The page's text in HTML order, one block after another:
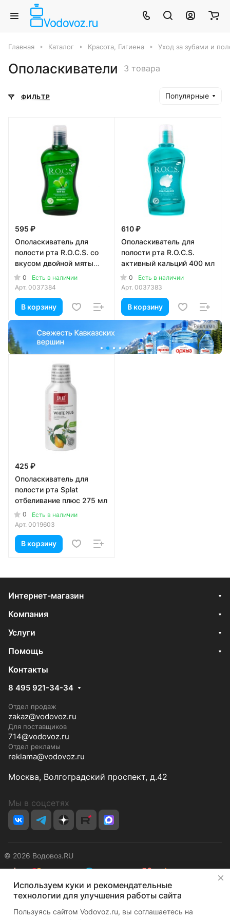
Главная Каталог Красота, Гигиена Уход за зубами и
Ополаскиватели 3 товара
ФИЛЬТР Популярные
595 ₽
Ополаскиватель для
полости рта R.O.C.S. со
вкусом двойной мяты
400 мл
0
Есть в наличии
Арт. 0037384
В корзину
Реклама
610 ₽
Ополаскиватель для
полости рта R.O.C.S.
активный кальций 400 мл
0
Есть в наличии
Арт. 0037383
В корзину
425 ₽
Ополаскиватель для
полости рта Splat
отбеливание плюс 275 мл
0
Есть в наличии
Арт. 0019603
В корзину
Интернет-магазин
Компания
Услуги
Помощь
Контакты
8 495 921-34-34
Отдел продаж
zakaz@vodovoz.ru
Для поставщиков
714@vodovoz.ru
Отдел рекламы
reklama@vodovoz.ru
Москва, Волгоградский проспект, д.42
Мы в соцсетях
© 2026 Водовоз.RU
КонфиденциальностьОферта
Используем куки и рекомендательные
технологии для улучшения работы сайта
Пользуясь сайтом Vodovoz.ru, вы соглашаетесь на